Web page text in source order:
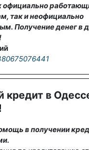
официально
так и неофициально
Получение денег в
кредит в
в получении